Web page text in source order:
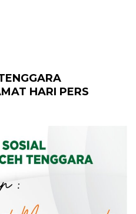
HARI PERS